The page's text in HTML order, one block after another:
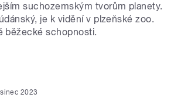
suchozemským tvorům planety.
je k vidění v plzeňské zoo.
běžecké schopnosti.
2023